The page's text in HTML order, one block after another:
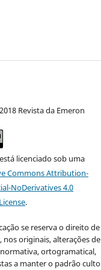
Revista da Emeron
licenciado sob uma
Commons Attribution-
NoDerivatives 4.0
.
se reserva o direito de
nos originais, alterações de
ortogramatical,
a manter o padrão culto